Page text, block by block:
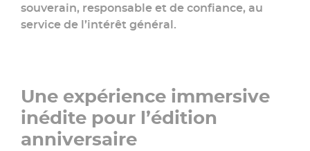
souverain, responsable et de confiance, au
service de l’intérêt général.
Une expérience immersive
inédite pour l’édition
anniversaire